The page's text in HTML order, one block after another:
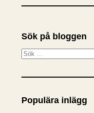
Sök på bloggen
S
k
Populära inlägg